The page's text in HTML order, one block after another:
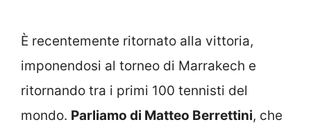
È recentemente ritornato alla vittoria,
imponendosi al torneo di Marrakech e
ritornando tra i primi 100 tennisti del
mondo. Parliamo di Matteo Berrettini, che